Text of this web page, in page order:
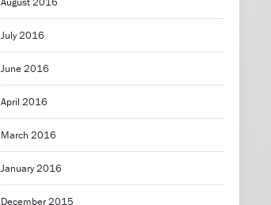
July 2016
June 2016
April 2016
March 2016
January 2016
December 2015